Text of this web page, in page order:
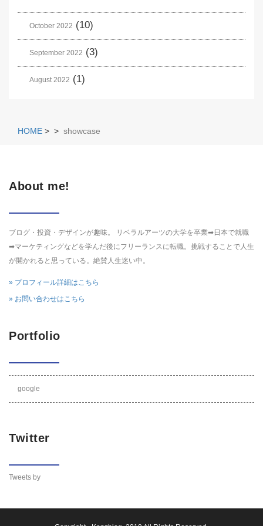
October 2022 (10)
September 2022 (3)
August 2022 (1)
HOME > > showcase
About me!
ブログ・投資・デザインが趣味。 リベラルアーツの大学を卒業➡日本で就職
➡マーケティングなどを学んだ後にフリーランスに転職。挑戦することで人生
が開かれると思っている。絶賛人生迷い中。
» プロフィール詳細はこちら
» お問い合わせはこちら
Portfolio
google
Twitter
Tweets by